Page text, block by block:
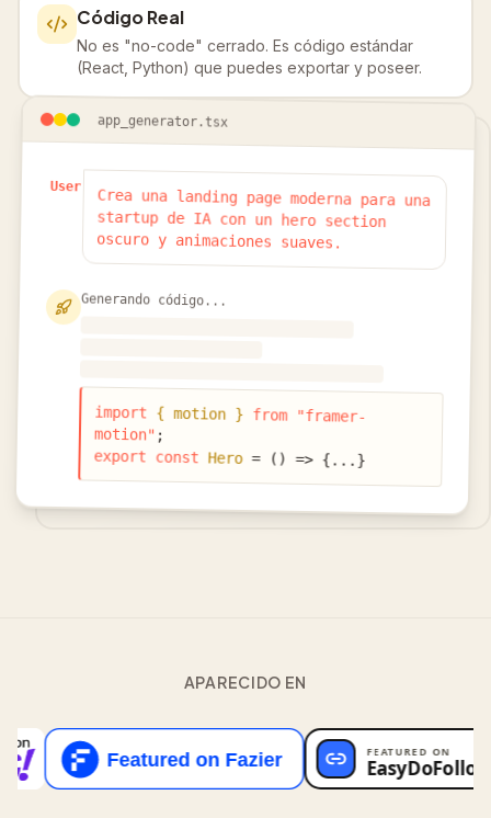
Código Real
No es "no-code" cerrado. Es código estándar
(React, Python) que puedes exportar y poseer.
app_generator.tsx
User Crea una landing page moderna para una
startup de IA con un hero section
oscuro y animaciones suaves.
Generando código...
import { motion } from "framer-
motion" ;
export const Hero= () => {...}
APARECIDO EN